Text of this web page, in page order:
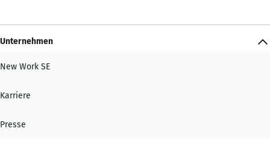
Unternehmen
New Work SE
Karriere
Presse